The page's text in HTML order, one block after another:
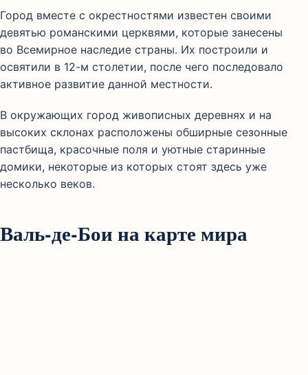
Город вместе с окрестностями известен своими
девятью романскими церквями, которые занесены
во Всемирное наследие страны. Их построили и
освятили в 12-м столетии, после чего последовало
активное развитие данной местности.
В окружающих город живописных деревнях и на
высоких склонах расположены обширные сезонные
пастбища, красочные поля и уютные старинные
домики, некоторые из которых стоят здесь уже
несколько веков.
Валь-де-Бои на карте мира